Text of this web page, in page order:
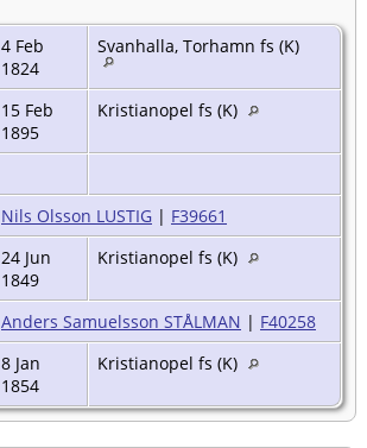
4 Feb
1824
Svanhalla, Torhamn fs (K)
15 Feb
1895
Kristianopel fs (K)
Nils Olsson LUSTIG | F39661
24 Jun
1849
Kristianopel fs (K)
Anders Samuelsson STÅLMAN | F40258
8 Jan
1854
Kristianopel fs (K)